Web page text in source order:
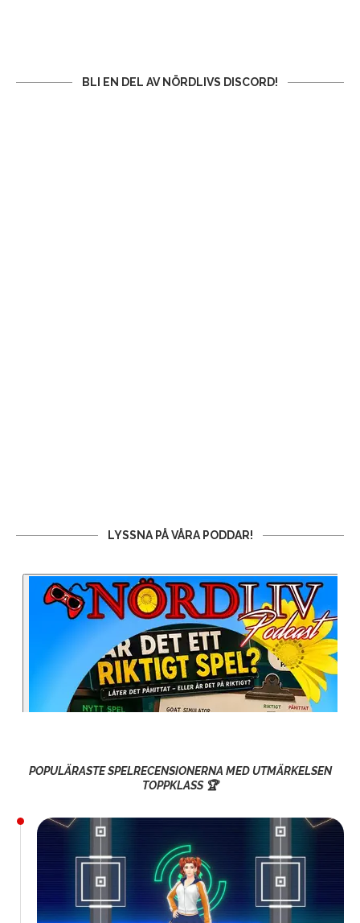
BLI EN DEL AV NÖRDLIVS DISCORD!
LYSSNA PÅ VÅRA PODDAR!
POPULÄRASTE SPELRECENSIONERNA MED UTMÄRKELSEN
TOPPKLASS 🏆